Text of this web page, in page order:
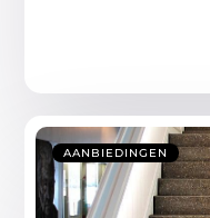
AANBIEDINGEN